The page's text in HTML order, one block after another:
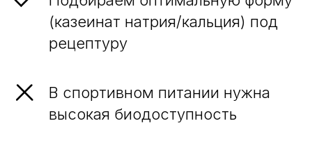
(казеинат натрия/кальция) под
рецептуру
В спортивном питании нужна
высокая биодоступность